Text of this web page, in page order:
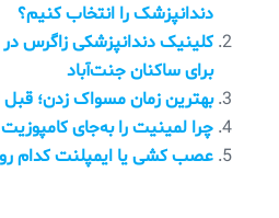
دندانپزشک را انتخاب کنیم؟
کلینیک دندانپزشکی زاگرس
برای ساکنان جنت‌آباد
بهترین زمان مسواک زدن؛ قبل
چرا لمینیت را به‌جای
عصب کشی یا ایمپلنت کدام